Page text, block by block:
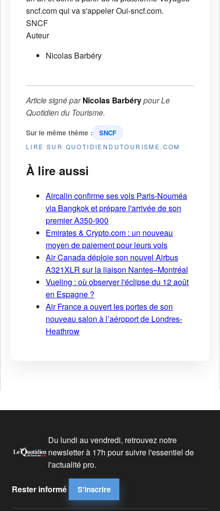
sncf.com qui va s'appeler Oui-sncf.com.
SNCF
Auteur
Nicolas Barbéry
Article signé parNicolas BarbérypourLe
Quotidien du Tourisme.
Sur le même thème : SNCF
LIRE SUR QUOTIDIENDUTOURISME.COM
À lire aussi
Aircalin confirme ses vols Paris-Nouméa
via Bangkok et prépare l'arrivée de son
premier A350-900
Emirates & Crypto.com : un nouveau
moyen de paiement pour leurs vols
Air Canada déploie son nouvel Airbus
A321XLR sur la liaison Nantes–Montréal
Vueling : où observer l'éclipse du 12 août
en Espagne ?
Air France a ouvert les portes de son
nouveau salon à l’aéroport de Londres-
Heathrow
Du lundi au vendredi, retrouvez notre
newsletter à 17h pour suivre l'essentiel de
l'actualité pro.
Rester informé S'inscrire